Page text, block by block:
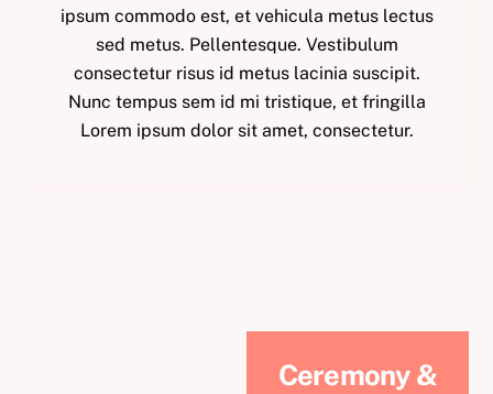
ipsum commodo est, et vehicula metus lectus
sed metus. Pellentesque. Vestibulum
consectetur risus id metus lacinia suscipit.
Nunc tempus sem id mi tristique, et fringilla
Lorem ipsum dolor sit amet, consectetur.
Ceremony &